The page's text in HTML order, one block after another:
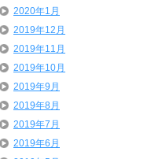
2020年1月
2019年12月
2019年11月
2019年10月
2019年9月
2019年8月
2019年7月
2019年6月